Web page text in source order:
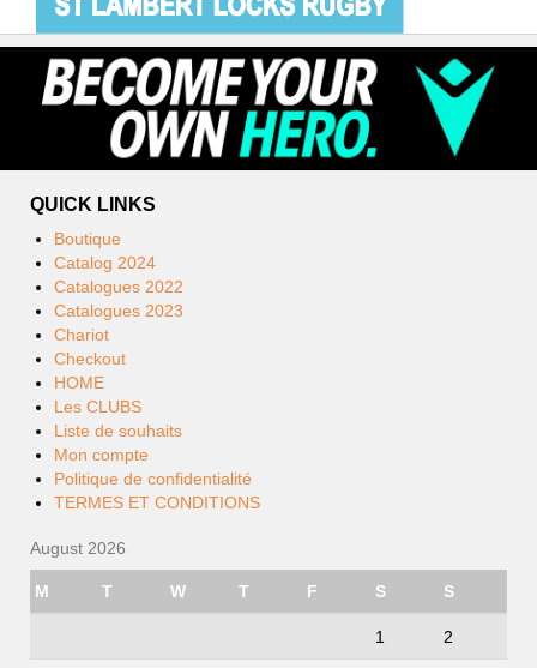
QUICK LINKS
Boutique
Catalog 2024
Catalogues 2022
Catalogues 2023
Chariot
Checkout
HOME
Les CLUBS
Liste de souhaits
Mon compte
Politique de confidentialité
TERMES ET CONDITIONS
August 2026
M T W T F S S
1 2